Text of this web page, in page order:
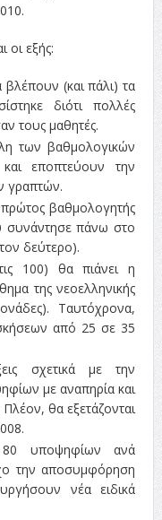
οι εξής:
(και πάλι) τα
διότι πολλές
τους μαθητές.
των βαθμολογικών
εποπτεύουν την
γραπτών.
βαθμολογητής
συνάντησε πάνω στο
δεύτερο).
100) θα πιάνει η
της νεοελληνικής
Ταυτόχρονα,
από 25 σε 35
σχετικά με την
με αναπηρία και
Πλέον, θα εξετάζονται
80 υποψηφίων ανά
την αποσυμφόρηση
νέα ειδικά